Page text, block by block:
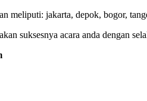
meliputi: jakarta, depok, bogor,
suksesnya acara anda dengan